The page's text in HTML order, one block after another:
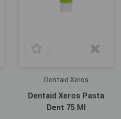
Dentaid Xeros
Dentaid Xeros Pasta
Dent 75 Ml